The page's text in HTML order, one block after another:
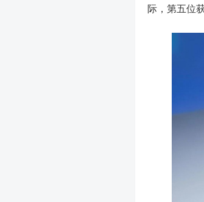
际，第五位